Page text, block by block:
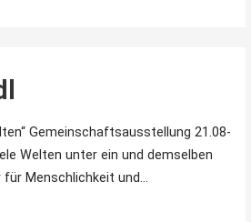
Gemeinschaftsausstellung 21.08-
Welten unter ein und demselben
für Menschlichkeit und…